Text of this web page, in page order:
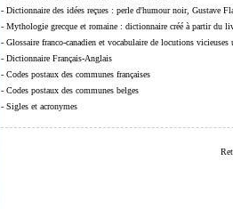
- Dictionnaire des idées reçues : perle d'humour noir, Gustave
- Mythologie grecque et romaine : dictionnaire créé à partir du
- Glossaire franco-canadien et vocabulaire de locutions vicieuses
- Dictionnaire Français-Anglais
- Codes postaux des communes françaises
- Codes postaux des communes belges
- Sigles et acronymes